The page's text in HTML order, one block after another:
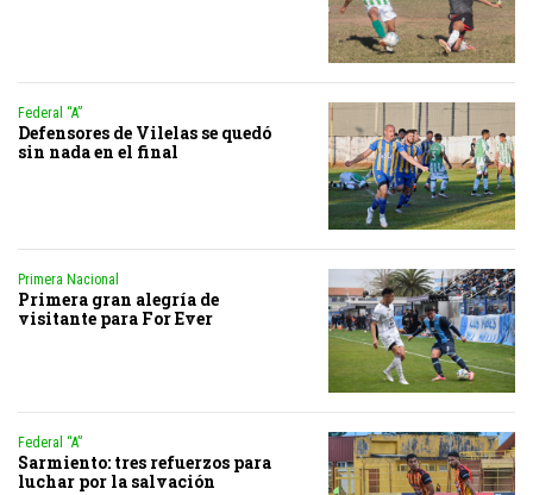
Federal “A”
Defensores de Vilelas se quedó
sin nada en el final
Primera Nacional
Primera gran alegría de
visitante para For Ever
Federal “A”
Sarmiento: tres refuerzos para
luchar por la salvación